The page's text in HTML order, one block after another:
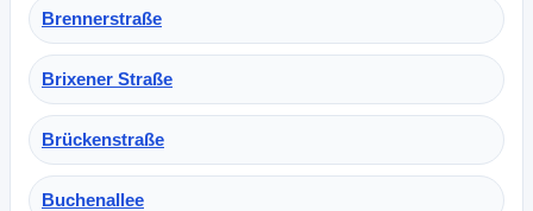
Brennerstraße
Brixener Straße
Brückenstraße
Buchenallee